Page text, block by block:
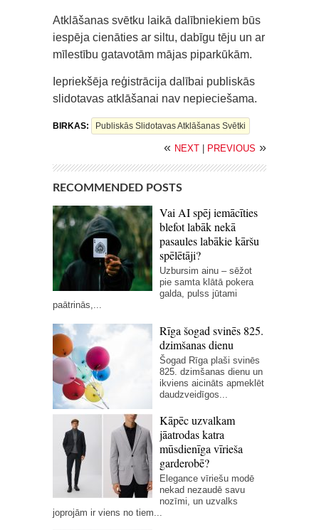
Atklāšanas svētku laikā dalībniekiem būs
iespēja cienāties ar siltu, dabīgu tēju un ar
mīlestību gatavotām mājas piparkūkām.
Iepriekšēja reģistrācija dalībai publiskās
slidotavas atklāšanai nav nepieciešama.
BIRKAS: Publiskās Slidotavas Atklāšanas Svētki
« NEXT PREVIOUS »
RECOMMENDED POSTS
Vai AI spēj iemācīties
blefot labāk nekā
pasaules labākie kāršu
spēlētāji?
Uzbursim ainu – sēžot
pie samta klātā pokera
galda, pulss jūtami
paātrinās,...
Rīga šogad svinēs 825.
dzimšanas dienu
Šogad Rīga plaši svinēs
825. dzimšanas dienu un
ikviens aicināts apmeklēt
daudzveidīgos...
Kāpēc uzvalkam
jāatrodas katra
mūsdienīga vīrieša
garderobē?
Elegance vīriešu modē
nekad nezaudē savu
nozīmi, un uzvalks
joprojām ir viens no tiem...